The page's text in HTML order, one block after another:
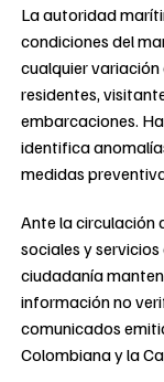
La autoridad
condiciones del
cualquier
residentes,
embarcaciones.
identifica
medidas
Ante la circulación
sociales y
ciudadanía
información no
comunicados
Colombiana y la